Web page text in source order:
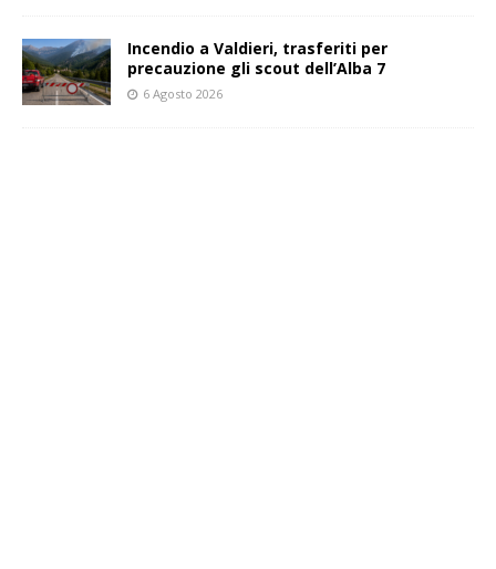
Incendio a Valdieri, trasferiti per
precauzione gli scout dell’Alba 7
6 Agosto 2026